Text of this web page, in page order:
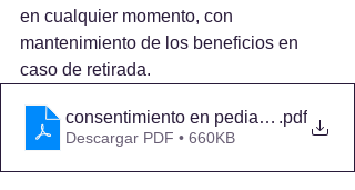
en cualquier momento, con
mantenimiento de los beneficios en
caso de retirada.
consentimiento en pediatria bioetica
.pdf
Descargar PDF • 660KB